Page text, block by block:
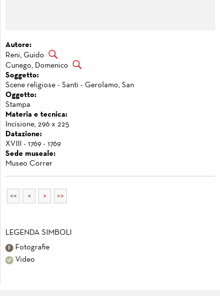
Autore:
Reni, Guido
Cunego, Domenico
Soggetto:
Scene religiose - Santi - Gerolamo, San
Oggetto:
Stampa
Materia e tecnica:
Incisione, 296 x 225
Datazione:
XVIII - 1769 - 1769
Sede museale:
Museo Correr
<< < > >>
LEGENDA SIMBOLI
Fotografie
Video